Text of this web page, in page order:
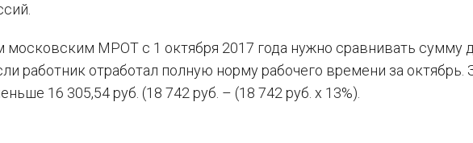
московским МРОТ с 1 октября 2017 года нужно сравнивать сумму
работник отработал полную норму рабочего времени за октябрь.
16 305,54 руб. (18 742 руб. – (18 742 руб. х 13%).